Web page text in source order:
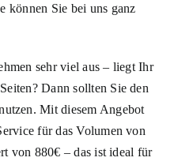
können Sie bei uns ganz
sehr viel aus – liegt Ihr
Dann sollten Sie den
Mit diesem Angebot
für das Volumen von
von 880€ – das ist ideal für